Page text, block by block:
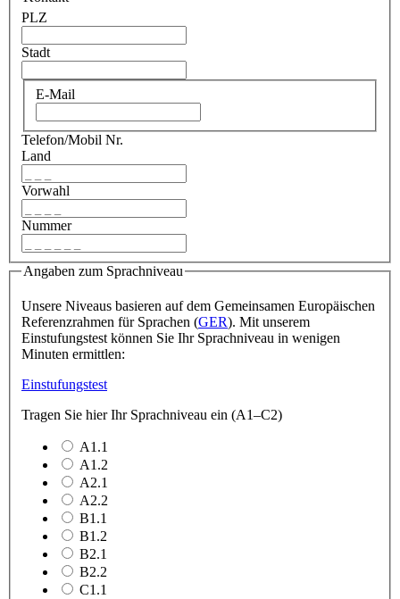
PLZ
Stadt
E-Mail
Telefon/Mobil Nr.
Land
Vorwahl
Nummer
Angaben zum Sprachniveau
Unsere Niveaus basieren auf dem Gemeinsamen Europäischen
Referenzrahmen für Sprachen (GER). Mit unserem
Einstufungstest können Sie Ihr Sprachniveau in wenigen
Minuten ermittlen:
Einstufungstest
Tragen Sie hier Ihr Sprachniveau ein (A1–C2)
A1.1
A1.2
A2.1
A2.2
B1.1
B1.2
B2.1
B2.2
C1.1